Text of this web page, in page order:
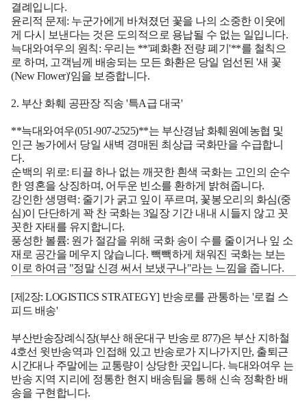
결례입니다.
윤리적 문제: 누군가에게 바쳐졌던 꽃을 나의 소중한 이웃에
게 다시 보낸다는 것은 도의적으로 용납될 수 없는 일입니다.
늑대와여우의 원칙: 우리는 **'폐화환 전량 폐기'**를 철칙으
로 하며, 고객님께 배송되는 모든 화환은 당일 엄선된 '새 꽃
(New Flower)'임을 보증합니다.
2. 부산 화훼 공판장 직송 '특A급 대국'
**늑대와여우(051-907-2525)**는 부산경남 화훼원예농협 및
인근 농가에서 당일 새벽 경매된 최상급 국화만을 수급합니
다.
순백의 위로: 티끌 하나 없는 깨끗한 흰색 국화는 고인의 순수
한 영혼을 상징하며, 어두운 빈소를 환하게 밝혀줍니다.
강인한 생명력: 줄기가 굵고 잎이 푸르며, 꽃봉오리의 화심(중
심)이 단단하게 꽉 찬 국화는 3일장 기간 내내 시들지 않고 꼿
꼿한 자태를 유지합니다.
풍성한 볼륨: 원가 절감을 위해 국화 송이 수를 줄이거나 잎 소
재로 공간을 메우지 않습니다. 빽빽하게 채워진 국화는 보는
이로 하여금 "정말 신경 써서 보냈구나"라는 느낌을 줍니다.
[제2장: LOGISTICS STRATEGY] 반송로를 관통하는 '로컬 스
피드 배송'
부산반송장례식장(부산 해운대구 반송로 877)은 부산 지하철
4호선 윗반송역과 인접해 있고 반송로가 지나가지만, 출퇴근
시간대나 주말에는 교통량이 상당한 곳입니다. 늑대와여우 는
반송 지역 지리에 정통한 현지 배송팀을 통해 신속 정확한 배
송을 구현합니다.